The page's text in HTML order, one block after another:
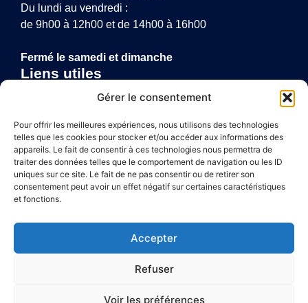
Gérer le consentement
Pour offrir les meilleures expériences, nous utilisons des technologies
telles que les cookies pour stocker et/ou accéder aux informations des
appareils. Le fait de consentir à ces technologies nous permettra de
traiter des données telles que le comportement de navigation ou les ID
uniques sur ce site. Le fait de ne pas consentir ou de retirer son
consentement peut avoir un effet négatif sur certaines caractéristiques
et fonctions.
Accepter
Refuser
Voir les préférences
Du lundi au vendredi :
de 9h00 à 12h00 et de 14h00 à 16h00
Fermé le samedi et dimanche
Liens utiles
Annuaire de santé
Politique de confidentialité
Plan du site
Mentions légales
Plan du site
Confidentialité